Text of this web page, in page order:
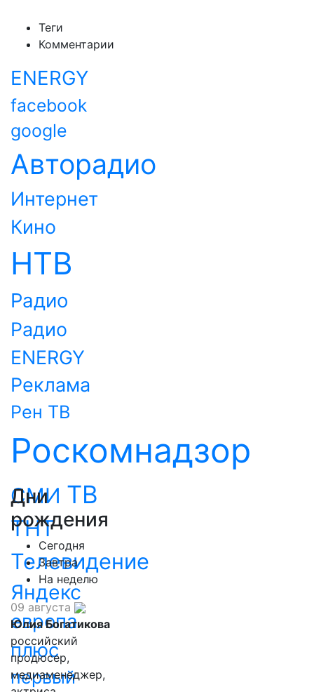
Теги
Комментарии
ENERGY
facebook
google
Авторадио
Интернет
Кино
НТВ
Радио
Радио
ENERGY
Реклама
Рен ТВ
Роскомнадзор
СМИ ТВ
ТНТ
Телевидение
Яндекс
европа
плюс
первый
Дни
рождения
Сегодня
Завтра
На неделю
09 августа
Юлия Богатикова
российский
продюсер,
медиаменеджер,